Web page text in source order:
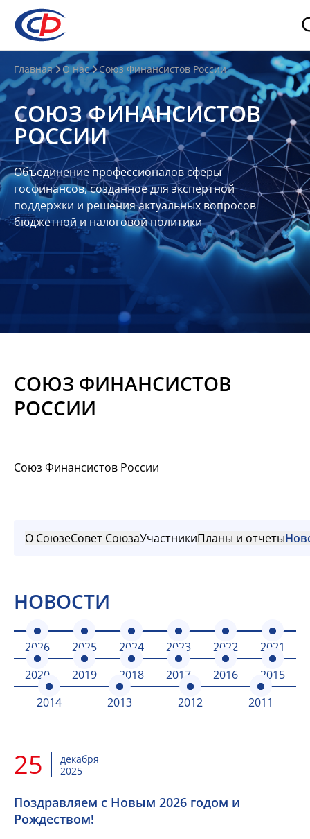
О
нас
О
СФР
Совет
Союза
Участники
Планы
отчеты
Контакты
Материалы
Главная О нас Союз Финансистов России
СОЮЗ ФИНАНСИСТОВ
РОССИИ
Объединение профессионалов сферы
госфинансов, созданное для экспертной
поддержки и решения актуальных вопросов
бюджетной и налоговой политики
СОЮЗ ФИНАНСИСТОВ
РОССИИ
Союз Финансистов России
О СоюзеСовет СоюзаУчастникиПланы и отчеты
НОВОСТИ
2026 2025 2024 2023 2022
2021
2020
2019 2018 2017 2016
2015
2014
2013 2012 2011
25
декабря
2025
Поздравляем с Новым 2026 годом и
Рождеством!